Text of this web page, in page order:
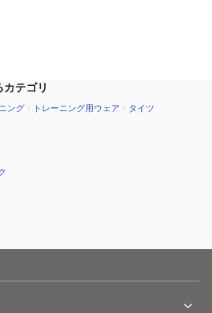
テゴリ
ング トレーニング用ウェア タイツ